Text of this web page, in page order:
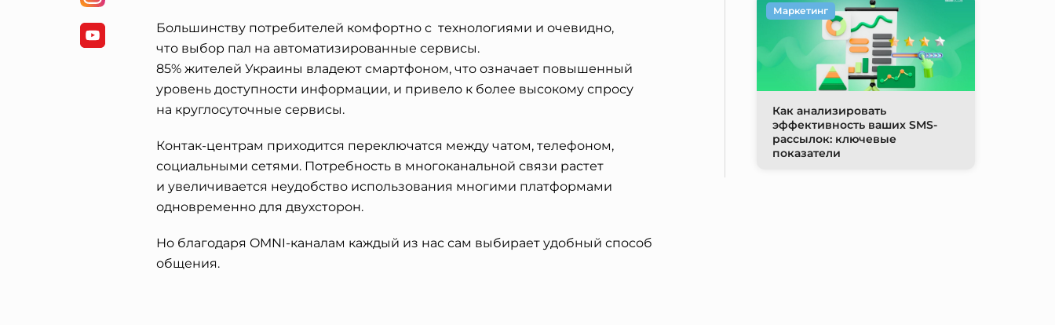
Большинству потребителей комфортно с технологиями и очевидно,
что выбор пал на автоматизированные сервисы.
85% жителей Украины владеют смартфоном, что означает повышенный
уровень доступности информации, и привело к более высокому спросу
на круглосуточные сервисы.
Контак-центрам приходится переключатся между чатом, телефоном,
социальными сетями. Потребность в многоканальной связи растет
и увеличивается неудобство использования многими платформами
одновременно для двухсторон.
Но благодаря OMNI-каналам каждый из нас сам выбирает удобный способ
общения.
Как анализировать
эффективность ваших SMS-
рассылок: ключевые
показатели
Маркетинг